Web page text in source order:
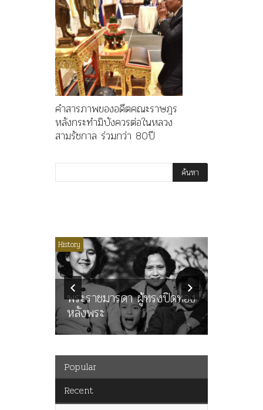
คำสารภาพของอดีตคณะราษฎร
หลังกระทำมิบังควรต่อในหลวง
สามรัชกาล ร่วมกว่า 80ปี
History
พระราชมารดา ผู้ทรงปิดทอง
หลังพระ
Popular
Recent